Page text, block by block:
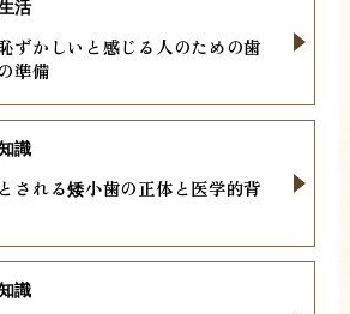
ずかしいと感じる人のための歯
準備
活
される矮小歯の正体と医学的背
識
識